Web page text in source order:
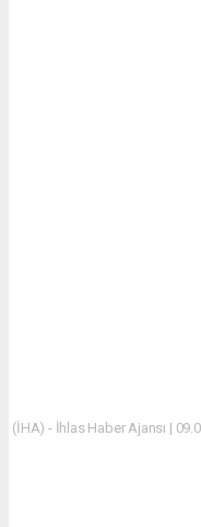
(İHA) - İhlas Haber Ajansı |